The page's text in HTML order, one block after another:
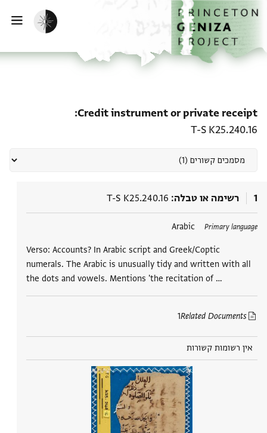
דילוג לתוכן
דף הבית
הפעלת מצב כהה
Credit instrument or private receipt
T-S K25.240.16
1 רשימה או טבלה T-S K25.240.16
Primary language
Arabic
Verso: Accounts? In Arabic script and Greek/Coptic
numerals. The Arabic is unusually tidy and written with all
the dots and vowels. Mentions 'the recitation of …
Related Documents
1
אין רשומות קשורות